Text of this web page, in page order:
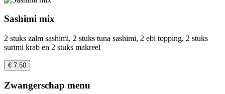
Sashimi mix
2 stuks zalm sashimi, 2 stuks tuna sashimi, 2 ebi topping, 2 stuks
surimi krab en 2 stuks makreel
€ 7.50
Zwangerschap menu